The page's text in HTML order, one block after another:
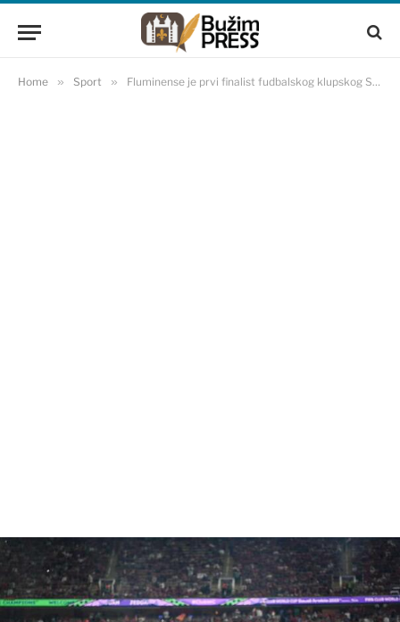
Home » Sport » Fluminense je prvi finalist fudbalskog klupskog SP-a